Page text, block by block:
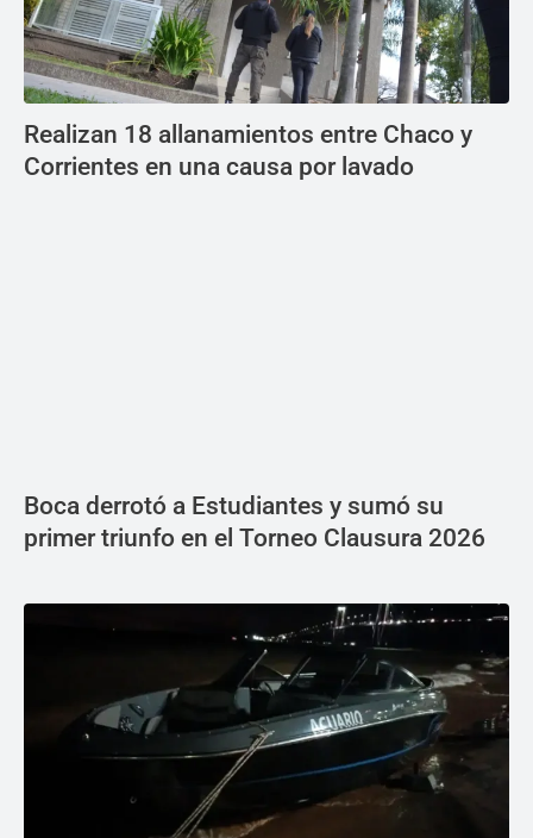
Realizan 18 allanamientos entre Chaco y
Corrientes en una causa por lavado
Boca derrotó a Estudiantes y sumó su
primer triunfo en el Torneo Clausura 2026